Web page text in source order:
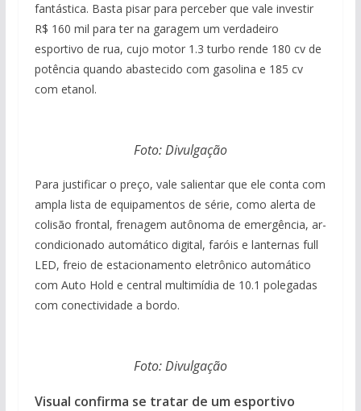
fantástica. Basta pisar para perceber que vale investir
R$ 160 mil para ter na garagem um verdadeiro
esportivo de rua, cujo motor 1.3 turbo rende 180 cv de
potência quando abastecido com gasolina e 185 cv
com etanol.
Foto: Divulgação
Para justificar o preço, vale salientar que ele conta com
ampla lista de equipamentos de série, como alerta de
colisão frontal, frenagem autônoma de emergência, ar-
condicionado automático digital, faróis e lanternas full
LED, freio de estacionamento eletrônico automático
com Auto Hold e central multimídia de 10.1 polegadas
com conectividade a bordo.
Foto: Divulgação
Visual confirma se tratar de um esportivo